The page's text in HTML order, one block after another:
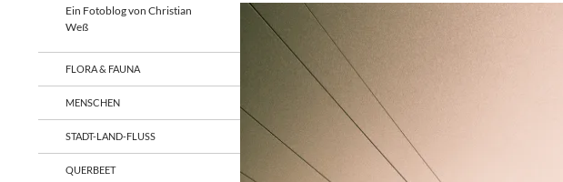
Ein Fotoblog von Christian
Weß
FLORA & FAUNA
MENSCHEN
STADT-LAND-FLUSS
QUERBEET